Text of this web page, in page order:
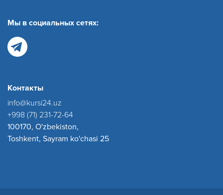
Мы в социальных сетях:
Контакты
info@kursi24.uz
+998 (71) 231-72-64
100170, O'zbekiston,
Toshkent, Sayram ko'chasi 25